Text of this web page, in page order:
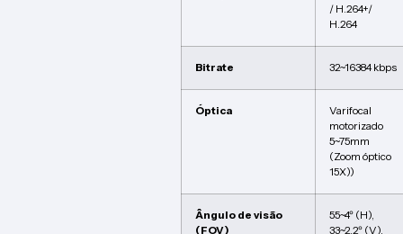
/ H.264+/
H.264
Bitrate 32~16384 kbps
Óptica
Varifocal
motorizado
5~75mm
(Zoom óptico
15X))
Ângulo de visão
(FOV)
55~4º (H),
33~2.2º (V),